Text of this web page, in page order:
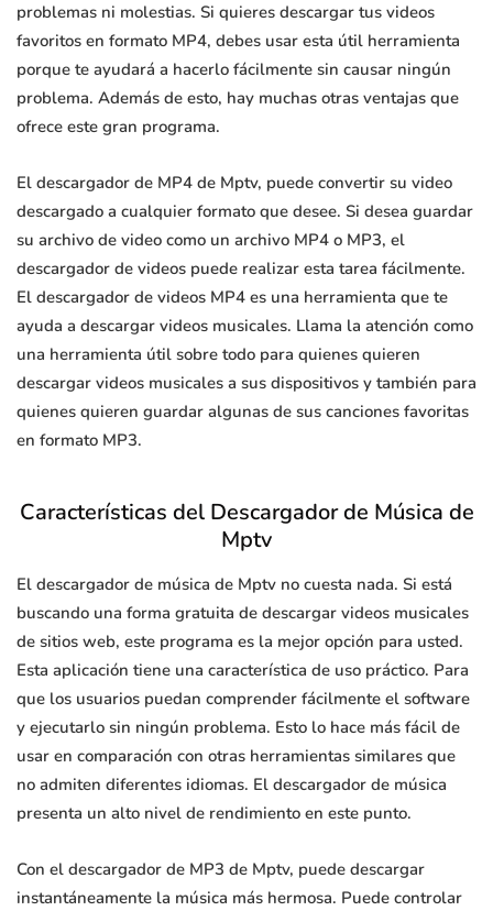
problemas ni molestias. Si quieres descargar tus videos
favoritos en formato MP4, debes usar esta útil herramienta
porque te ayudará a hacerlo fácilmente sin causar ningún
problema. Además de esto, hay muchas otras ventajas que
ofrece este gran programa.
El descargador de MP4 de Mptv, puede convertir su video
descargado a cualquier formato que desee. Si desea guardar
su archivo de video como un archivo MP4 o MP3, el
descargador de videos puede realizar esta tarea fácilmente.
El descargador de videos MP4 es una herramienta que te
ayuda a descargar videos musicales. Llama la atención como
una herramienta útil sobre todo para quienes quieren
descargar videos musicales a sus dispositivos y también para
quienes quieren guardar algunas de sus canciones favoritas
en formato MP3.
Características del Descargador de Música de
Mptv
El descargador de música de Mptv no cuesta nada. Si está
buscando una forma gratuita de descargar videos musicales
de sitios web, este programa es la mejor opción para usted.
Esta aplicación tiene una característica de uso práctico. Para
que los usuarios puedan comprender fácilmente el software
y ejecutarlo sin ningún problema. Esto lo hace más fácil de
usar en comparación con otras herramientas similares que
no admiten diferentes idiomas. El descargador de música
presenta un alto nivel de rendimiento en este punto.
Con el descargador de MP3 de Mptv, puede descargar
instantáneamente la música más hermosa. Puede controlar